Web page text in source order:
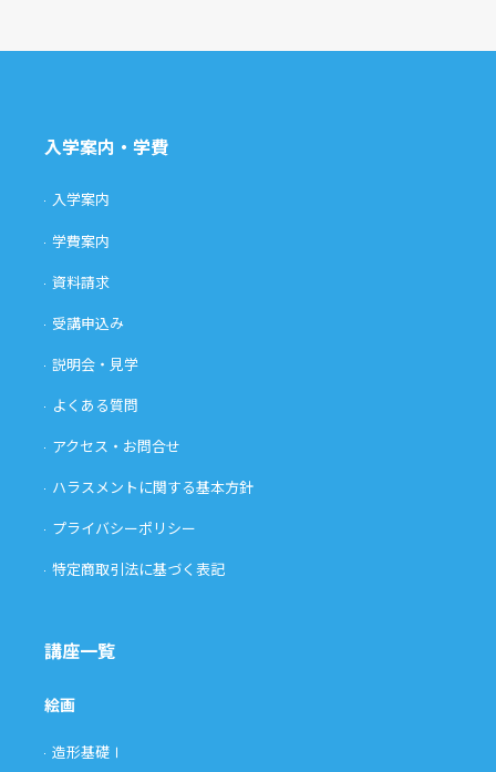
入学案内・学費
入学案内
学費案内
資料請求
受講申込み
説明会・見学
よくある質問
アクセス・お問合せ
ハラスメントに関する基本方針
プライバシーポリシー
特定商取引法に基づく表記
講座一覧
絵画
造形基礎Ⅰ